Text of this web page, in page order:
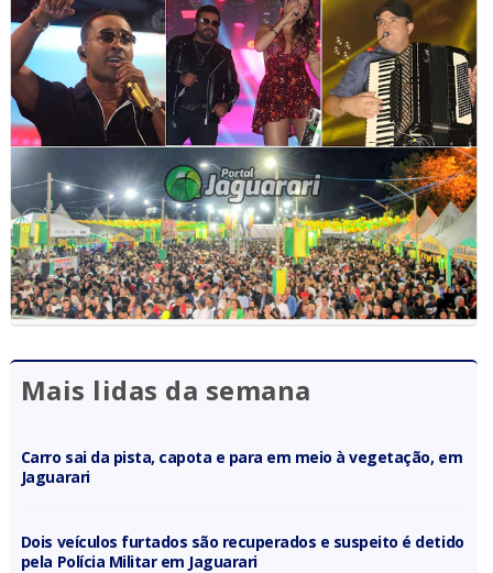
Mais lidas da semana
Carro sai da pista, capota e para em meio à vegetação, em
Jaguarari
Dois veículos furtados são recuperados e suspeito é detido
pela Polícia Militar em Jaguarari